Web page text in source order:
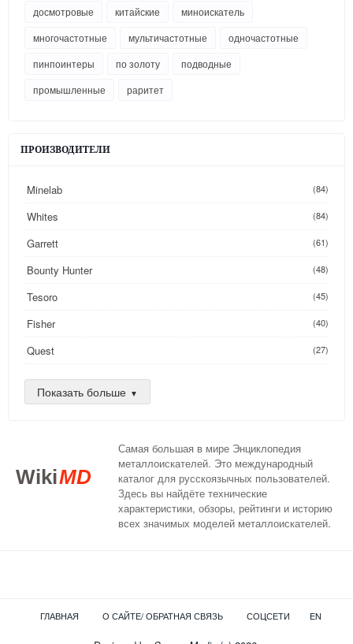
досмотровые
китайские
миноискатель
многочастотные
мультичастотные
одночастотные
пинпоинтеры
по золоту
подводные
промышленные
раритет
ПРОИЗВОДИТЕЛИ
Minelab (84)
Whites (84)
Garrett (61)
Bounty Hunter (48)
Tesoro (45)
Fisher (40)
Quest (27)
Golden Mask
Nokta
XP (14)
(13)
Detech (8)
Показать больше
WikiMD
Самая большая в мире Энциклопедия
металлоискателей. Это международный
каталог для русскоязычных пользователей.
Здесь вы найдёте технические
характеристики, обзоры, рейтинги и историю
всех значимых моделей металлоискателей.
ГЛАВНАЯ О САЙТЕ/ ОБРАТНАЯ СВЯЗЬ СОЦСЕТИ EN